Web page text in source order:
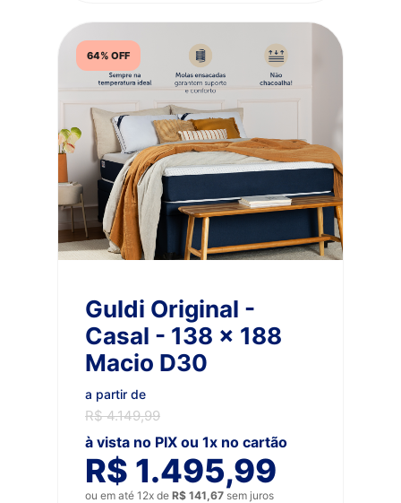
64% OFF
Guldi Original -
Casal - 138 x 188
Macio D30
a partir de
R$ 4.149,99
à vista no PIX ou 1x no cartão
R$ 1.495,99
ou em até 12x de R$ 141,67sem juros